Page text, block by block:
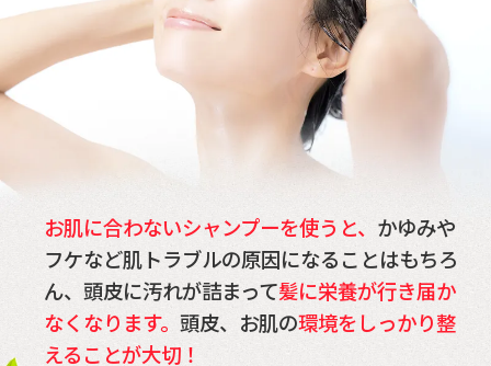
お肌に合わないシャンプーを使うと、 かゆみや
フケなど肌トラブルの原因になることはもちろ
ん、頭皮に汚れが詰まって髪に栄養が行き届か
なくなります。頭皮、お肌の環境をしっかり整
えることが大切！